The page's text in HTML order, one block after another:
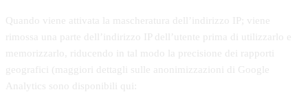
Quando viene attivata la mascheratura dell’indirizzo IP; viene
rimossa una parte dell’indirizzo IP dell’utente prima di utilizzarlo e
memorizzarlo, riducendo in tal modo la precisione dei rapporti
geografici (maggiori dettagli sulle anonimizzazioni di Google
Analytics sono disponibili qui: